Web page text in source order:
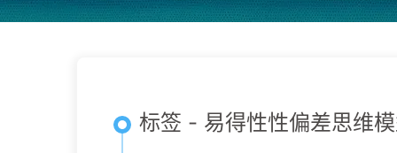
标签 - 易得性性偏差思维